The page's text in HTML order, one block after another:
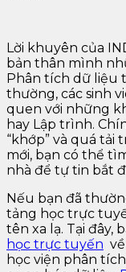
Lời khuyên của
bản thân mình
Phân tích dữ liệu
thường, các sinh
quen với những
hay Lập trình.
“khớp” và quá
mới, bạn có thể
nhà để tự tin bắt
Nếu bạn đã
tảng học trực
tên xa lạ. Tại đây,
học trực tuyến
học viện phân